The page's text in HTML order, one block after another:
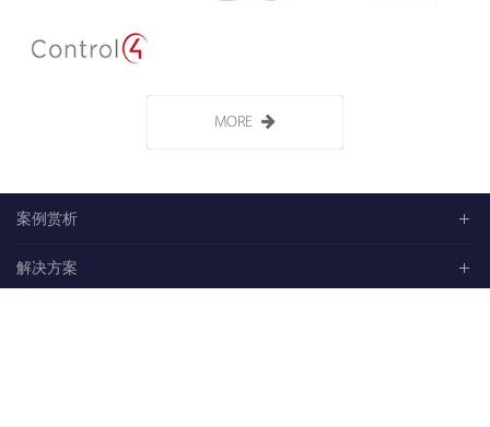
MORE
案例赏析
解决方案